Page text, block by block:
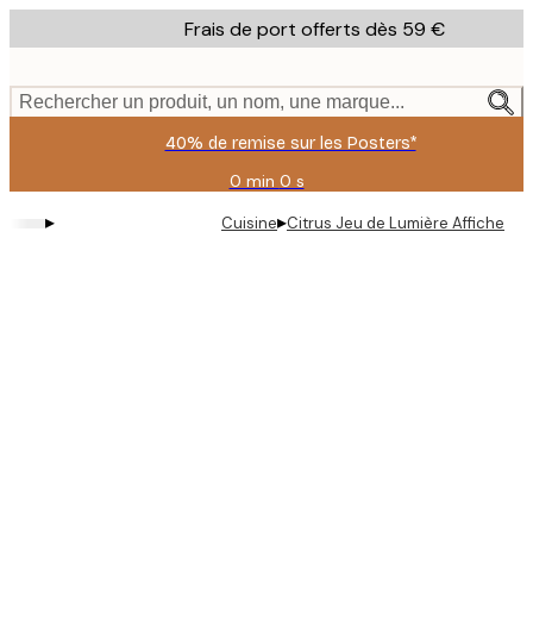
to
content.
Frais de port offerts dès 59 €
Rechercher un produit, un nom, une marque...
40% de remise sur les Posters*
0 min 0 s
Valable
jusqu'au
:
▸ Cuisine▸Citrus Jeu de Lumière Affiche